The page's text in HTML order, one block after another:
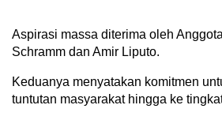
Aspirasi massa diterima oleh
Schramm dan Amir Liputo.
Keduanya menyatakan komitmen
tuntutan masyarakat hingga ke